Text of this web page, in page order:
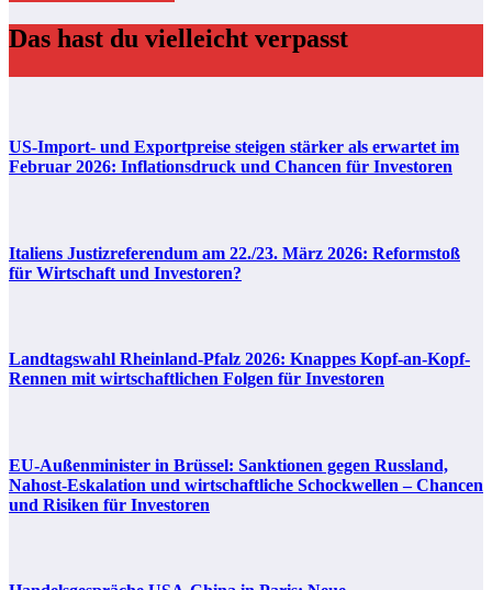
Das hast du vielleicht verpasst
US-Import- und Exportpreise steigen stärker als erwartet im
Februar 2026: Inflationsdruck und Chancen für Investoren
Italiens Justizreferendum am 22./23. März 2026: Reformstoß
für Wirtschaft und Investoren?
Landtagswahl Rheinland-Pfalz 2026: Knappes Kopf-an-Kopf-
Rennen mit wirtschaftlichen Folgen für Investoren
EU-Außenminister in Brüssel: Sanktionen gegen Russland,
Nahost-Eskalation und wirtschaftliche Schockwellen – Chancen
und Risiken für Investoren